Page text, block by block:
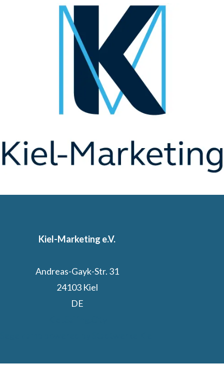
Kiel-Marketing e.V.
Andreas-Gayk-Str. 31
24103 Kiel
DE